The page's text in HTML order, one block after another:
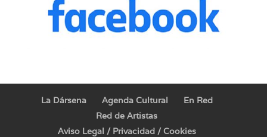
La Dársena Agenda Cultural
En Red
Red de Artistas
Aviso Legal / Privacidad / Cookies